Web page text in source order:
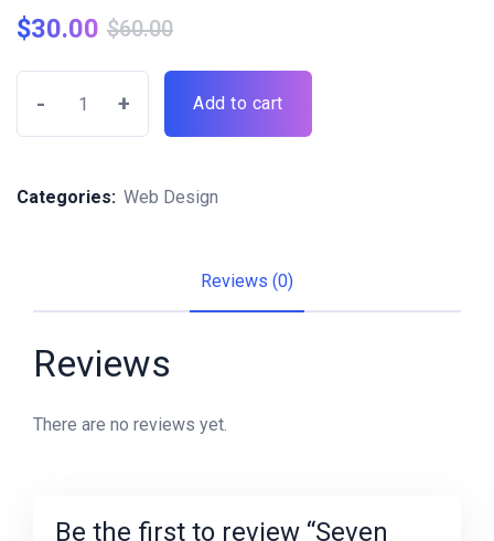
$30.00 $60.00
- + Add to cart
Categories: Web Design
Reviews (0)
Reviews
There are no reviews yet.
Be the first to review “Seven